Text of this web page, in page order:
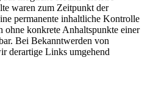
waren zum Zeitpunkt der
permanente inhaltliche Kontrolle
ohne konkrete Anhaltspunkte einer
Bei Bekanntwerden von
derartige Links umgehend